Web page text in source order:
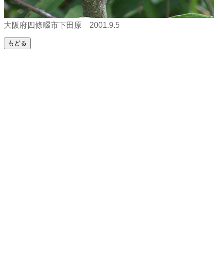
大阪府四條畷市下田原 2001.9.5